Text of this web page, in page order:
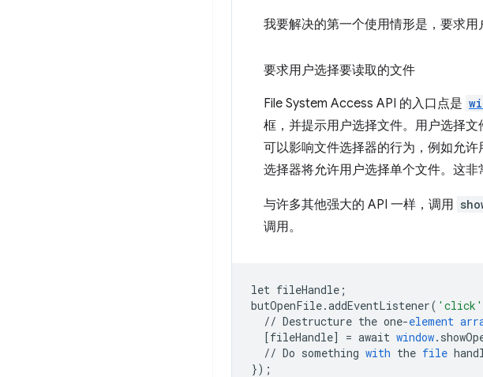
我要解决的第一个使用情形是，要求用
要求用户选择要读取的文件
File System Access API 的入口点是
框，并提示用户选择文件。用户选择
可以影响文件选择器的行为，例如允
选择器将允许用户选择单个文件。这非
与许多其他强大的 API 一样，调用
调用。
let fileHandle ;
butOpenFile.addEventListener( 'click'
// Destructure the one-element
[fileHandle] = await window.
// Do something with the file
});